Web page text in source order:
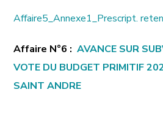
Affaire5_Annexe1_Prescript.
Affaire N°6 : AVANCE SUR
VOTE DU BUDGET PRIMITIF
SAINT ANDRE